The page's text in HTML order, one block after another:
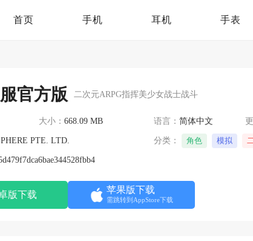
首页 手机 耳机 手表
官方版 二次元ARPG指挥美少女战士战斗
大小： 668.09 MB 语言： 简体中文
PTE. LTD. 分类： 角色 模拟
版下载 苹果版下载
需跳转到AppStore下载